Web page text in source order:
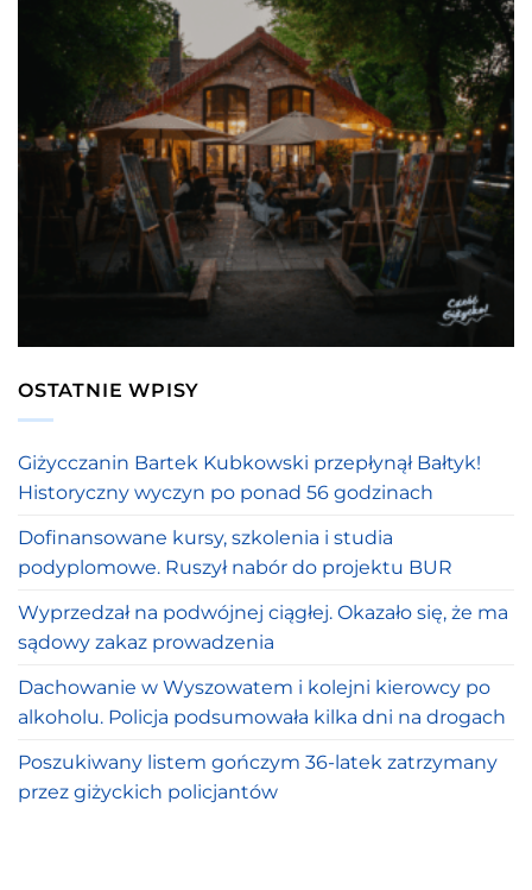
OSTATNIE WPISY
Giżycczanin Bartek Kubkowski przepłynął Bałtyk!
Historyczny wyczyn po ponad 56 godzinach
Dofinansowane kursy, szkolenia i studia
podyplomowe. Ruszył nabór do projektu BUR
Wyprzedzał na podwójnej ciągłej. Okazało się, że ma
sądowy zakaz prowadzenia
Dachowanie w Wyszowatem i kolejni kierowcy po
alkoholu. Policja podsumowała kilka dni na drogach
Poszukiwany listem gończym 36-latek zatrzymany
przez giżyckich policjantów